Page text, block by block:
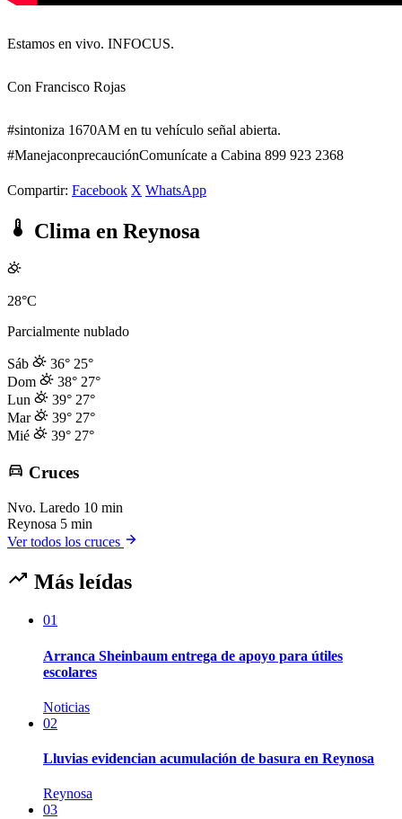
Estamos en vivo. INFOCUS.
Con Francisco Rojas
#sintoniza 1670AM en tu vehículo señal abierta.
#ManejaconprecauciónComunícate a Cabina 899 923 2368
Compartir: Facebook X WhatsApp
Clima en Reynosa
28°C
Parcialmente nublado
Sáb 36° 25°
Dom
38° 27°
Lun
39° 27°
Mar
39° 27°
Mié
39° 27°
Cruces
Nvo. Laredo 10 min
Reynosa 5 min
Ver todos los cruces
Más leídas
01
Arranca Sheinbaum entrega de apoyo para útiles
escolares
Noticias
02
Lluvias evidencian acumulación de basura en Reynosa
Reynosa
03